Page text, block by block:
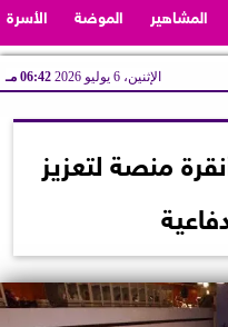
المشاهير الموضة الأسرة
الإثنين، 6 يوليو 2026 06:42 مـ
منصة لتعزيز